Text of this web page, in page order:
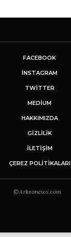
FACEBOOK
INSTAGRAM
TWITTER
MEDIUM
HAKKIMIZDA
GİZLİLİK
İLETIŞIM
ÇEREZ POLITIKALARI
©Arkeonews.com